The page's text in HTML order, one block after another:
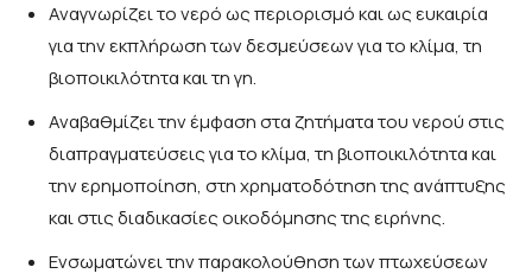
Αναγνωρίζει το νερό ως περιορισμό και ως ευκαιρία
για την εκπλήρωση των δεσμεύσεων για το κλίμα, τη
βιοποικιλότητα και τη γη.
Αναβαθμίζει την έμφαση στα ζητήματα του νερού στις
διαπραγματεύσεις για το κλίμα, τη βιοποικιλότητα και
την ερημοποίηση, στη χρηματοδότηση της ανάπτυξης
και στις διαδικασίες οικοδόμησης της ειρήνης.
Ενσωματώνει την παρακολούθηση των πτωχεύσεων